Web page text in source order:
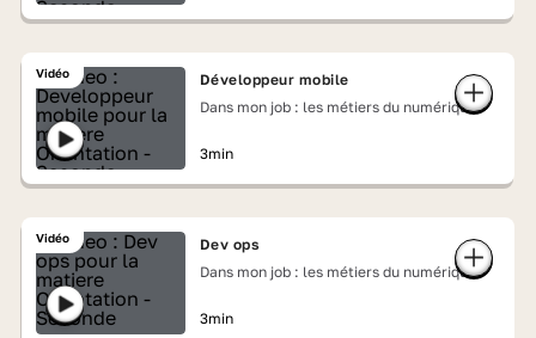
Vidéo
Développeur mobile
Dans mon job : les métiers du numérique
3min
Vidéo
Dev ops
Dans mon job : les métiers du numérique
3min